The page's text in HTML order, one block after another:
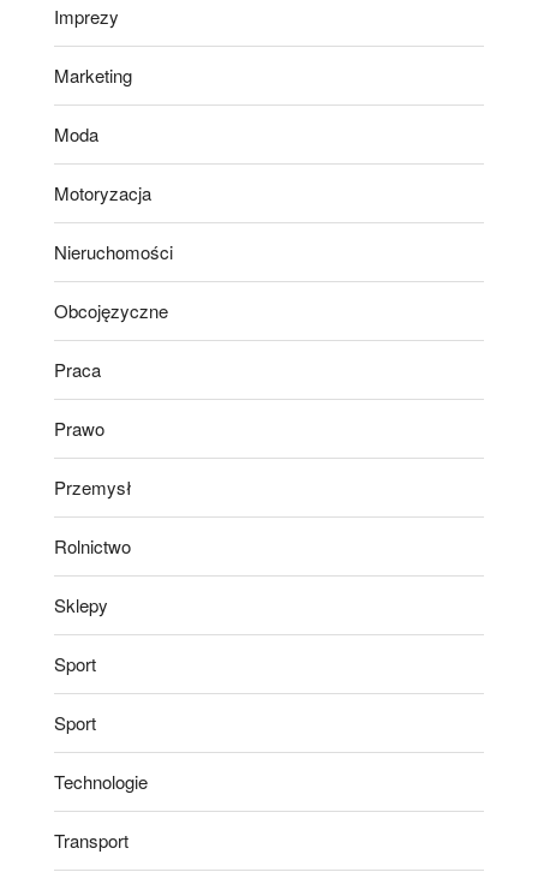
Imprezy
Marketing
Moda
Motoryzacja
Nieruchomości
Obcojęzyczne
Praca
Prawo
Przemysł
Rolnictwo
Sklepy
Sport
Sport
Technologie
Transport